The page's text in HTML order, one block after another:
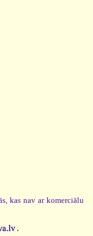
kas nav ar komerciālu
.